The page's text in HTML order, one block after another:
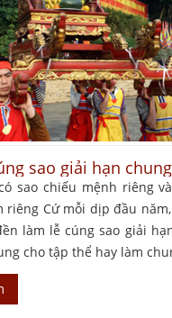
sao giải hạn
sao chiếu mệnh riêng
riêng Cứ mỗi dịp đầu
làm lễ cúng sao giải
cho tập thể hay làm